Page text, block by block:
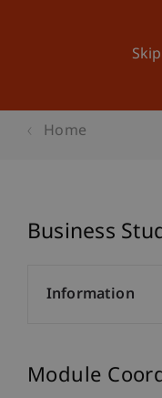
Home
Business
Module
Information